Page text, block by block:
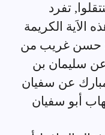
تفرد
الاَية الكريمة
حسن غريب من
سليمان بن
عن سفيان
أبو سفيان